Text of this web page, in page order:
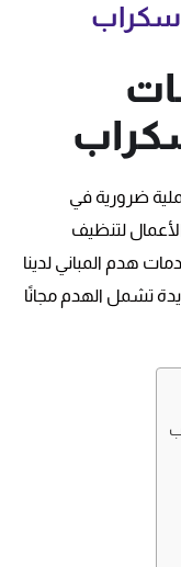
سكراب
ضرورية في
لتنظيف
هدم المباني لدينا
تشمل الهدم مجانًا